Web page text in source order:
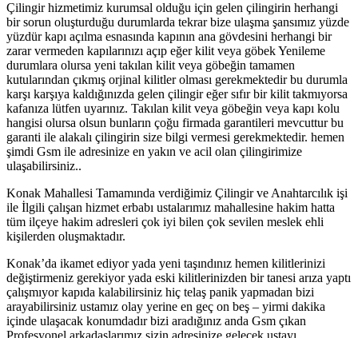
Çilingir hizmetimiz kurumsal olduğu için gelen çilingirin herhangi
bir sorun oluşturduğu durumlarda tekrar bize ulaşma şansımız yüzde
yüzdür kapı açılma esnasında kapının ana gövdesini herhangi bir
zarar vermeden kapılarınızı açıp eğer kilit veya göbek Yenileme
durumlara olursa yeni takılan kilit veya göbeğin tamamen
kutularından çıkmış orjinal kilitler olması gerekmektedir bu durumla
karşı karşıya kaldığınızda gelen çilingir eğer sıfır bir kilit takmıyorsa
kafanıza lütfen uyarınız. Takılan kilit veya göbeğin veya kapı kolu
hangisi olursa olsun bunların çoğu firmada garantileri mevcuttur bu
garanti ile alakalı çilingirin size bilgi vermesi gerekmektedir. hemen
şimdi Gsm ile adresinize en yakın ve acil olan çilingirimize
ulaşabilirsiniz..
Konak Mahallesi Tamamında verdiğimiz Çilingir ve Anahtarcılık işi
ile İlgili çalışan hizmet erbabı ustalarımız mahallesine hakim hatta
tüm ilçeye hakim adresleri çok iyi bilen çok sevilen meslek ehli
kişilerden oluşmaktadır.
Konak’da ikamet ediyor yada yeni taşındınız hemen kilitlerinizi
değiştirmeniz gerekiyor yada eski kilitlerinizden bir tanesi arıza yaptı
çalışmıyor kapıda kalabilirsiniz hiç telaş panik yapmadan bizi
arayabilirsiniz ustamız olay yerine en geç on beş – yirmi dakika
içinde ulaşacak konumdadır bizi aradığınız anda Gsm çıkan